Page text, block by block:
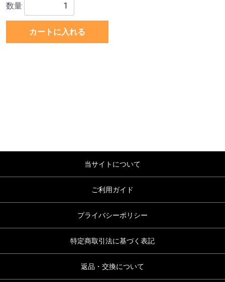
数量
カートに入れる
当サイトについて
ご利用ガイド
プライバシーポリシー
特定商取引法に基づく表記
返品・交換について